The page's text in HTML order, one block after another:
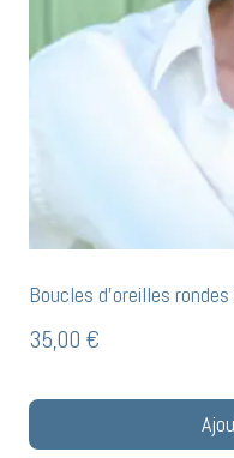
Boucles d’oreilles
35,00 €